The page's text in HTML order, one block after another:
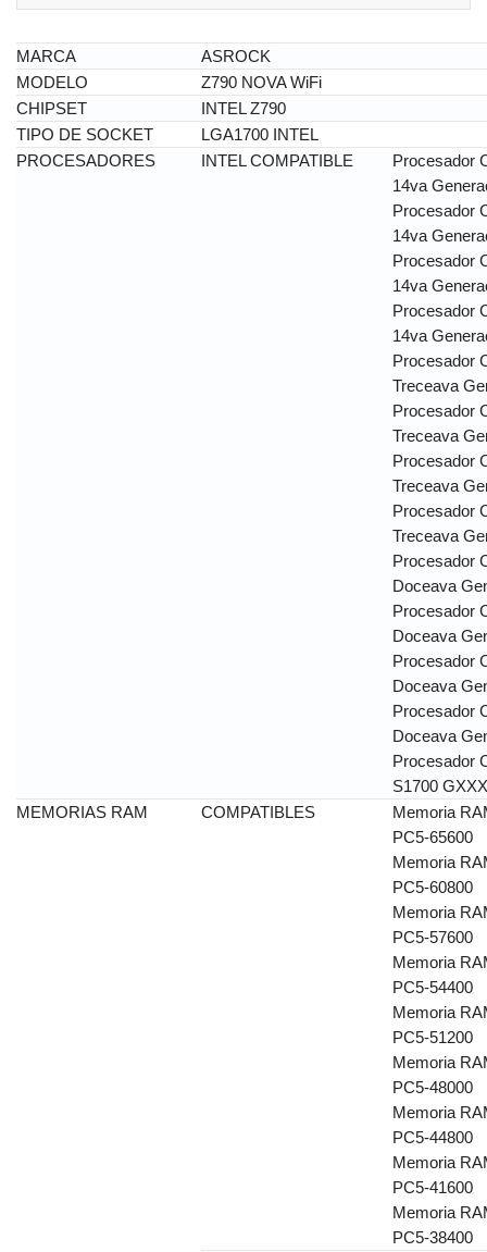
MARCA
ASROCK
MODELO
Z790 NOVA WiFi
CHIPSET
INTEL Z790
TIPO DE SOCKET
LGA1700 INTEL
PROCESADORES
INTEL COMPATIBLE
Procesador
14va
Procesador
14va
Procesador
14va
Procesador
14va
Procesador
Treceava
Procesador
Treceava
Procesador
Treceava
Procesador
Treceava
Procesador
Doceava
Procesador
Doceava
Procesador
Doceava
Procesador
Doceava
Procesador
S1700
MEMORIAS RAM
COMPATIBLES
Memoria
PC5-65600
Memoria
PC5-60800
Memoria
PC5-57600
Memoria
PC5-54400
Memoria
PC5-51200
Memoria
PC5-48000
Memoria
PC5-44800
Memoria
PC5-41600
Memoria
PC5-38400